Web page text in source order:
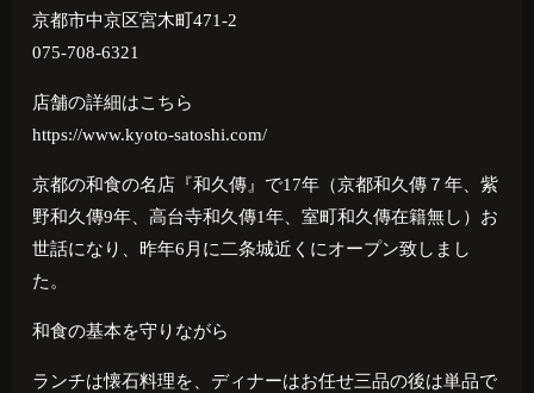
京都市中京区宮木町471-2
075-708-6321
店舗の詳細はこちら
https://www.kyoto-satoshi.com/
京都の和食の名店『和久傳』で17年（京都和久傳７年、紫
野和久傳9年、高台寺和久傳1年、室町和久傳在籍無し）お
世話になり、昨年6 月に二条城近くにオープン致しまし
た。
和食の基本を守りながら
ランチは懐石料理を、ディナーはお任せ三品の後は単品で